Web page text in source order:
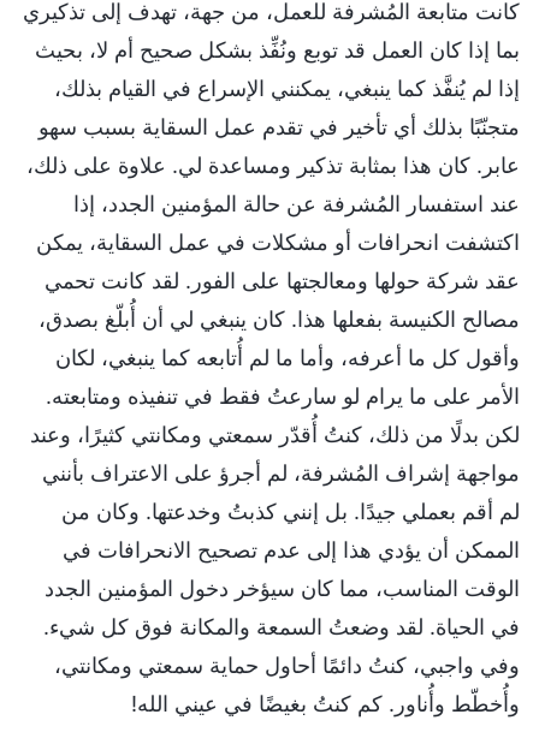
كانت متابعة المُشرفة للعمل، من جهة، تهدف إلى تذكيري
بما إذا كان العمل قد توبع ونُفِّذ بشكل صحيح أم لا، بحيث
إذا لم يُنفَّذ كما ينبغي، يمكنني الإسراع في القيام بذلك،
متجنّبًا بذلك أي تأخير في تقدم عمل السقاية بسبب سهو
عابر. كان هذا بمثابة تذكير ومساعدة لي. علاوة على ذلك،
عند استفسار المُشرفة عن حالة المؤمنين الجدد، إذا
اكتشفت انحرافات أو مشكلات في عمل السقاية، يمكن
عقد شركة حولها ومعالجتها على الفور. لقد كانت تحمي
مصالح الكنيسة بفعلها هذا. كان ينبغي لي أن أُبلّغ بصدق،
وأقول كل ما أعرفه، وأما ما لم أُتابعه كما ينبغي، لكان
الأمر على ما يرام لو سارعتُ فقط في تنفيذه ومتابعته.
لكن بدلًا من ذلك، كنتُ أُقدّر سمعتي ومكانتي كثيرًا، وعند
مواجهة إشراف المُشرفة، لم أجرؤ على الاعتراف بأنني
لم أقم بعملي جيدًا. بل إنني كذبتُ وخدعتها. وكان من
الممكن أن يؤدي هذا إلى عدم تصحيح الانحرافات في
الوقت المناسب، مما كان سيؤخر دخول المؤمنين الجدد
في الحياة. لقد وضعتُ السمعة والمكانة فوق كل شيء.
وفي واجبي، كنتُ دائمًا أحاول حماية سمعتي ومكانتي،
وأُخطّط وأُناور. كم كنتُ بغيضًا في عيني الله!